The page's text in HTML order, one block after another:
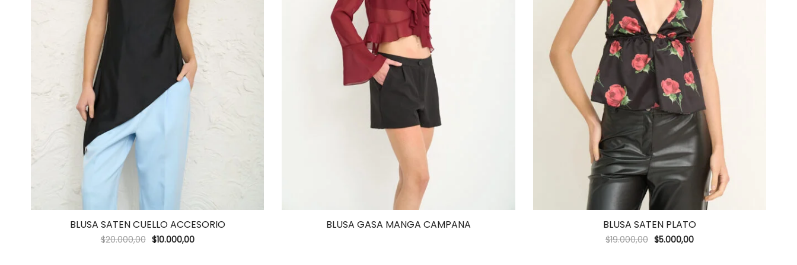
BLUSA SATEN CUELLO ACCESORIO
$20.000,00 $10.000,00
BLUSA GASA MANGA CAMPANA BLUSA SATEN PLATO
$19.000,00 $5.000,00